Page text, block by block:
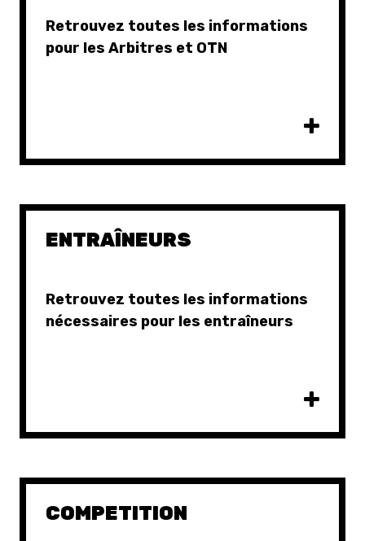
Retrouvez toutes les informations
pour les Arbitres et OTN
ENTRAÎNEURS
Retrouvez toutes les informations
nécessaires pour les entraîneurs
COMPETITION